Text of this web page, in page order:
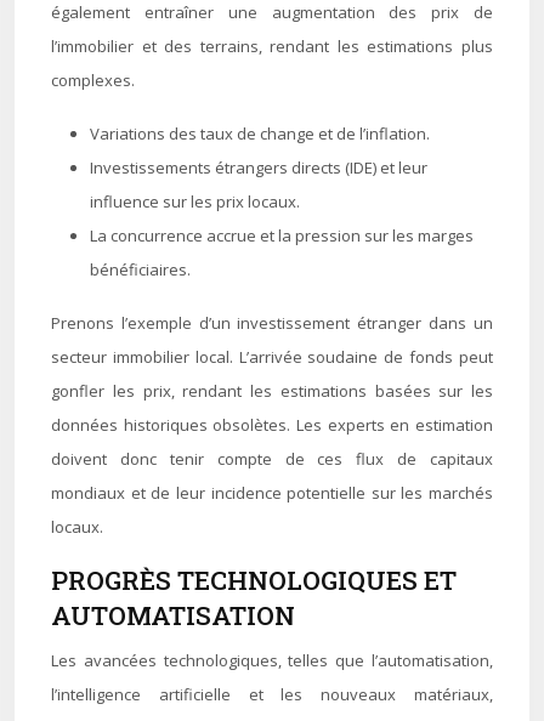
également entraîner une augmentation des prix de
l’immobilier et des terrains, rendant les estimations plus
complexes.
Variations des taux de change et de l’inflation.
Investissements étrangers directs (IDE) et leur
influence sur les prix locaux.
La concurrence accrue et la pression sur les marges
bénéficiaires.
Prenons l’exemple d’un investissement étranger dans un
secteur immobilier local. L’arrivée soudaine de fonds peut
gonfler les prix, rendant les estimations basées sur les
données historiques obsolètes. Les experts en estimation
doivent donc tenir compte de ces flux de capitaux
mondiaux et de leur incidence potentielle sur les marchés
locaux.
PROGRÈS TECHNOLOGIQUES ET
AUTOMATISATION
Les avancées technologiques, telles que l’automatisation,
l’intelligence artificielle et les nouveaux matériaux,